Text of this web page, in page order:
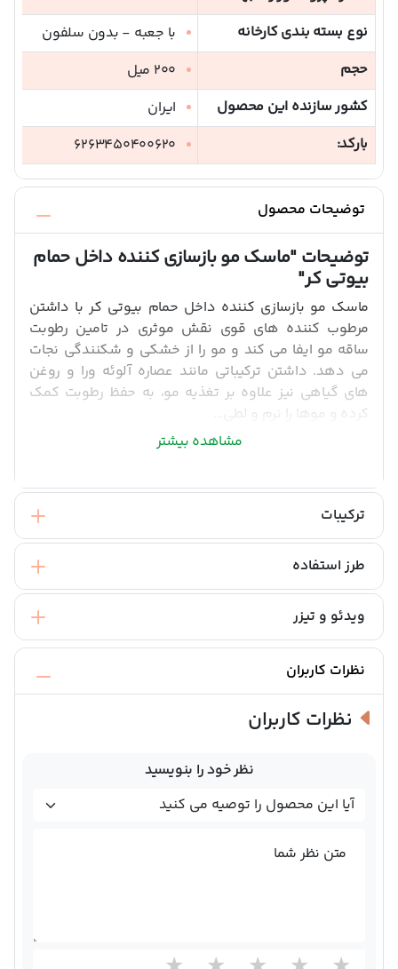
نوع بسته بندی کارخانه
با جعبه - بدون سلفون
حجم
200 میل
کشور سازنده این محصول
ایران
بارکد:
6263450400620
توضیحات محصول
توضیحات"ماسک مو بازسازی کننده داخل حمام
بیوتی کر"
ماسک مو بازسازی کننده داخل حمام بیوتی کر با داشتن
مرطوب کننده های قوی نقش موثری در تامین رطوبت
ساقه مو ایفا می کند و مو را از خشکی و شکنندگی نجات
می دهد. داشتن ترکیباتی مانند عصاره آلوئه ورا و روغن
های گیاهی نیز علاوه بر تغذیه مو، به حفظ رطوبت کمک
کرده و موها را نرم و لطی...
مشاهده بیشتر
ترکیبات
طرز استفاده
ویدئو و تیزر
نظرات کاربران
نظرات کاربران
نظر خود را بنویسید
متن نظر شما